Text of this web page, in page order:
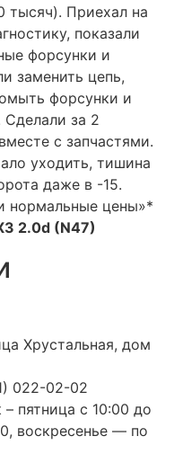
тысяч). Приехал на
показали
форсунки и
заменить цепь,
форсунки и
за 2
с запчастями.
уходить, тишина
даже в -15.
нормальные цены»*
2.0d (N47)
Хрустальная, дом
022-02-02
– пятница с 10:00 до
воскресенье — по